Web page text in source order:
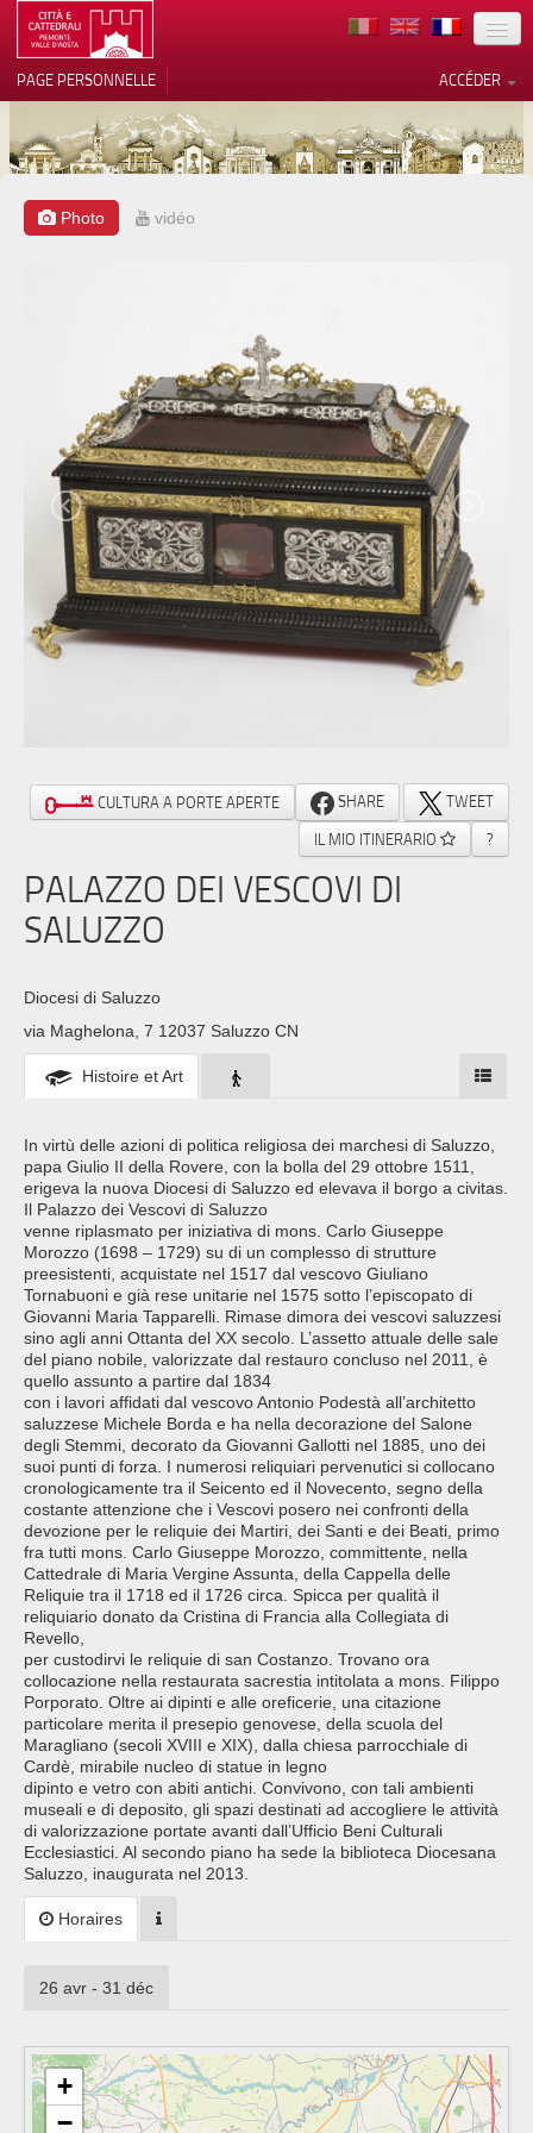
TERRITOIRE
ARCHITECTURE
MUSÉES
CONTACTS
PRESS
ACCÉDER
PAGE PERSONNELLE
Photo vidéo
CULTURA A PORTE APERTE SHARE
TWEET
IL MIO ITINERARIO
?
PALAZZO DEI VESCOVI DI
SALUZZO
Diocesi di Saluzzo
via Maghelona, 7 12037 Saluzzo CN
Histoire et Art
In virtù delle azioni di politica religiosa dei marchesi di Saluzzo,
papa Giulio II della Rovere, con la bolla del 29 ottobre 1511,
erigeva la nuova Diocesi di Saluzzo ed elevava il borgo a civitas.
Il Palazzo dei Vescovi di Saluzzo
venne riplasmato per iniziativa di mons. Carlo Giuseppe
Morozzo (1698 – 1729) su di un complesso di strutture
preesistenti, acquistate nel 1517 dal vescovo Giuliano
Tornabuoni e già rese unitarie nel 1575 sotto l’episcopato di
Giovanni Maria Tapparelli. Rimase dimora dei vescovi saluzzesi
sino agli anni Ottanta del XX secolo. L’assetto attuale delle sale
del piano nobile, valorizzate dal restauro concluso nel 2011, è
quello assunto a partire dal 1834
con i lavori affidati dal vescovo Antonio Podestà all’architetto
saluzzese Michele Borda e ha nella decorazione del Salone
degli Stemmi, decorato da Giovanni Gallotti nel 1885, uno dei
suoi punti di forza. I numerosi reliquiari pervenutici si collocano
cronologicamente tra il Seicento ed il Novecento, segno della
costante attenzione che i Vescovi posero nei confronti della
devozione per le reliquie dei Martiri, dei Santi e dei Beati, primo
fra tutti mons. Carlo Giuseppe Morozzo, committente, nella
Cattedrale di Maria Vergine Assunta, della Cappella delle
Reliquie tra il 1718 ed il 1726 circa. Spicca per qualità il
reliquiario donato da Cristina di Francia alla Collegiata di
Revello,
per custodirvi le reliquie di san Costanzo. Trovano ora
collocazione nella restaurata sacrestia intitolata a mons. Filippo
Porporato. Oltre ai dipinti e alle oreficerie, una citazione
particolare merita il presepio genovese, della scuola del
Maragliano (secoli XVIII e XIX), dalla chiesa parrocchiale di
Cardè, mirabile nucleo di statue in legno
dipinto e vetro con abiti antichi. Convivono, con tali ambienti
museali e di deposito, gli spazi destinati ad accogliere le attività
di valorizzazione portate avanti dall’Ufficio Beni Culturali
Ecclesiastici. Al secondo piano ha sede la biblioteca Diocesana
Saluzzo, inaugurata nel 2013.
Horaires
26 avr - 31 déc
+
−
Vos choix en matière de